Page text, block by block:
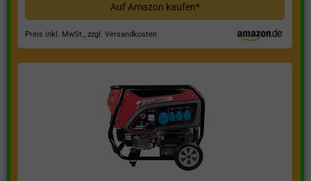
Auf Amazon kaufen*
Preis inkl. MwSt., zzgl. Versandkosten